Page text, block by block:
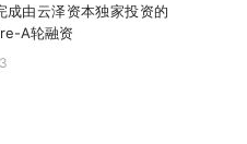
成由云泽资本独家投资的
A轮融资